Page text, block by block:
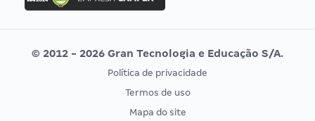
Concurso MPU
Editais publicados
Vunesp
CONCURSOS POR PROFISSÃO
EXAME DE ORDEM
© 2012 - 2026 Gran Tecnologia e Educação S/A.
Política de privacidade
Termos de uso
Mapa do site